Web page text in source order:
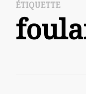
ÉTIQUETTE